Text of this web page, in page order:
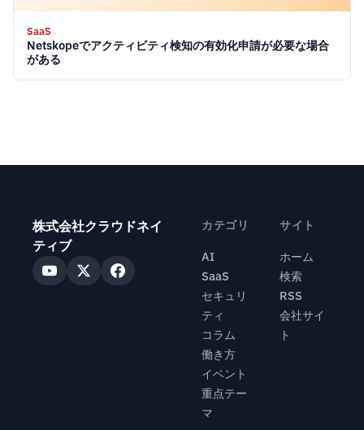
SaaS
Netskopeでアクティビティ検知の有効化申請が必要な場合
がある
株式会社クラウドネイ
ティブ
カテゴリ
AI
SaaS
セキュリ
ティ
コラム
働き方
イベント
重点テー
マ
サイト
ホーム
検索
RSS
会社サイ
ト